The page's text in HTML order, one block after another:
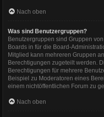
Nach oben
Was sind Benutzergruppen?
Benutzergruppen sind Gruppen
Boards in für die Board-
Mitglied kann mehreren Gruppen
Berechtigungen zugeteilt werden.
Berechtigungen für mehrere
Beispiel zu Moderatoren eines
einem nichtöffentlichen Forum zu
Nach oben